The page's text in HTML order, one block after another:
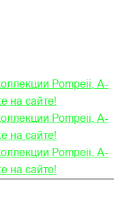
Pompeii, A-
на сайте!
Pompeii, A-
на сайте!
Pompeii, A-
на сайте!